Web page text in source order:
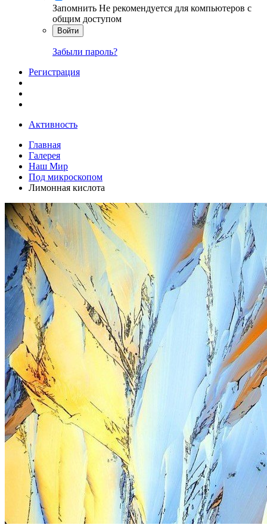
Запомнить Не рекомендуется для компьютеров с
общим доступом
Войти
Забыли пароль?
Регистрация
Активность
Главная
Галерея
Наш Мир
Под микроскопом
Лимонная кислота